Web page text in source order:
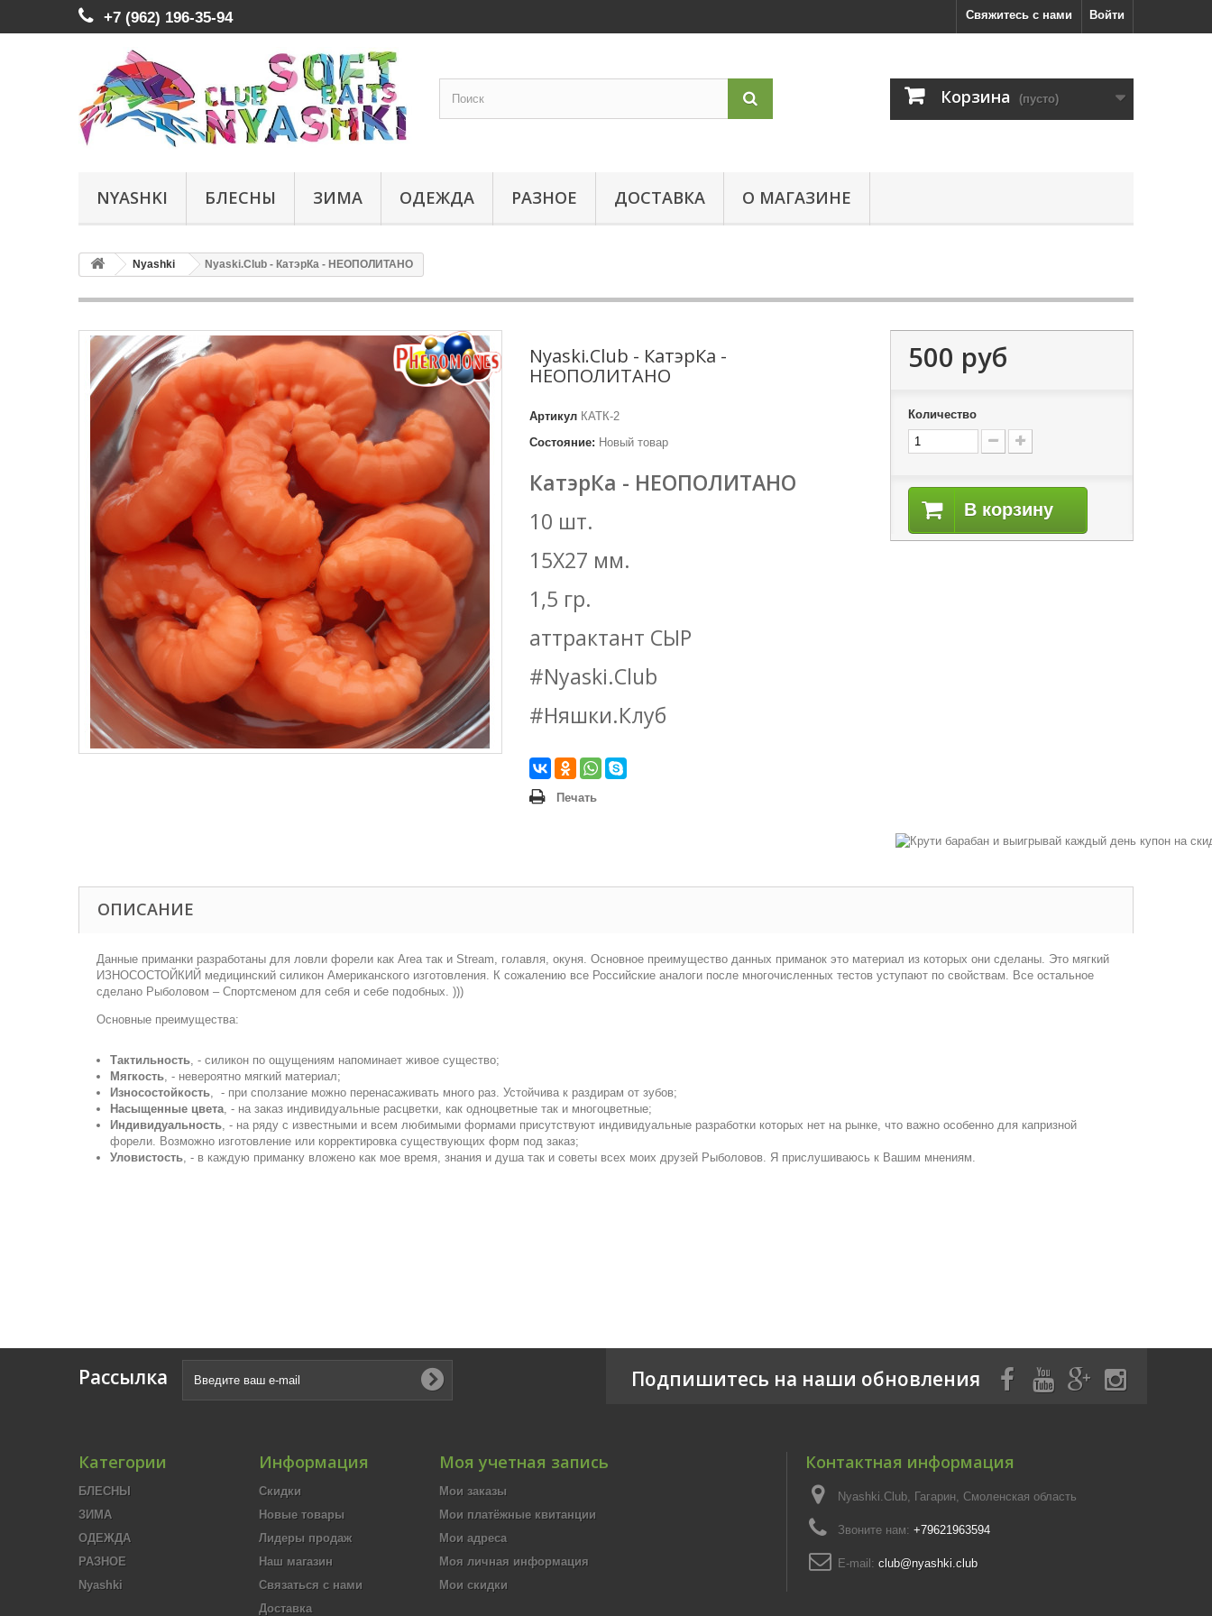
Войти
Свяжитесь с нами
+7 (962) 196-35-94
Корзина (пусто)
NYASHKI БЛЕСНЫ ЗИМА ОДЕЖДА РАЗНОЕ ДОСТАВКА О МАГАЗИНЕ
Nyashki Nyaski.Club - КатэрКа - НЕОПОЛИТАНО
Nyaski.Club - КатэрКа -
НЕОПОЛИТАНО
Артикул КАТК-2
Состояние: Новый товар
КатэрКа - НЕОПОЛИТАНО
10 шт.
15Х27 мм.
1,5 гр.
аттрактант СЫР
#Nyaski.Club
#Няшки.Клуб
Печать
500 руб
Количество
В корзину
ОПИСАНИЕ
Данные приманки разработаны для ловли форели как Area так и Stream, голавля, окуня. Основное преимущество данных приманок это материал из которых они сделаны. Это мягкий
ИЗНОСОСТОЙКИЙ медицинский силикон Американского изготовления. К сожалению все Российские аналоги после многочисленных тестов уступают по свойствам. Все остальное
сделано Рыболовом – Спортсменом для себя и себе подобных. )))
Основные преимущества:
Тактильность, - силикон по ощущениям напоминает живое существо;
Мягкость, - невероятно мягкий материал;
Износостойкость, - при сползание можно перенасаживать много раз. Устойчива к раздирам от зубов;
Насыщенные цвета, - на заказ индивидуальные расцветки, как одноцветные так и многоцветные;
Индивидуальность, - на ряду с известными и всем любимыми формами присутствуют индивидуальные разработки которых нет на рынке, что важно особенно для капризной
форели. Возможно изготовление или корректировка существующих форм под заказ;
Уловистость, - в каждую приманку вложено как мое время, знания и душа так и советы всех моих друзей Рыболовов. Я прислушиваюсь к Вашим мнениям.
Рассылка Подпишитесь на наши обновления
Категории
БЛЕСНЫ
ЗИМА
ОДЕЖДА
РАЗНОЕ
Nyashki
Информация
Скидки
Новые товары
Лидеры продаж
Наш магазин
Связаться с нами
Доставка
Моя учетная запись
Мои заказы
Мои платёжные квитанции
Мои адреса
Моя личная информация
Мои скидки
Контактная информация
Nyashki.Club, Гагарин, Смоленская область
Звоните нам: +79621963594
E-mail: club@nyashki.club